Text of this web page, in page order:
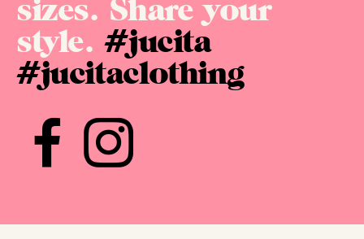
sizes. Share your
style.#jucita
#jucitaclothing